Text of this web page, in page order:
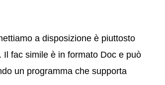
a disposizione è piuttosto
fac simile è in formato Doc e può
un programma che supporta